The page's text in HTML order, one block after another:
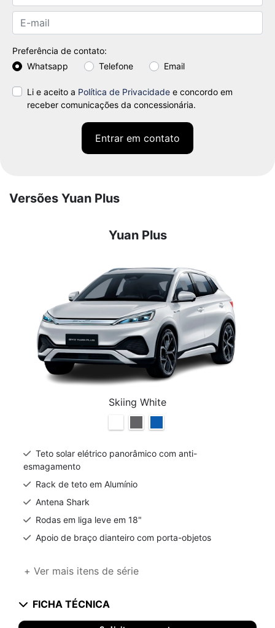
Preferência de contato:
Whatsapp
Telefone Email
Li e aceito a Política de Privacidade e concordo em
receber comunicações da concessionária.
Entrar em contato
Versões Yuan Plus
Yuan Plus
Skiing White
Teto solar elétrico panorâmico com anti-
esmagamento
Rack de teto em Alumínio
Antena Shark
Rodas em liga leve em 18"
Apoio de braço dianteiro com porta-objetos
+ Ver mais itens de série
FICHA TÉCNICA